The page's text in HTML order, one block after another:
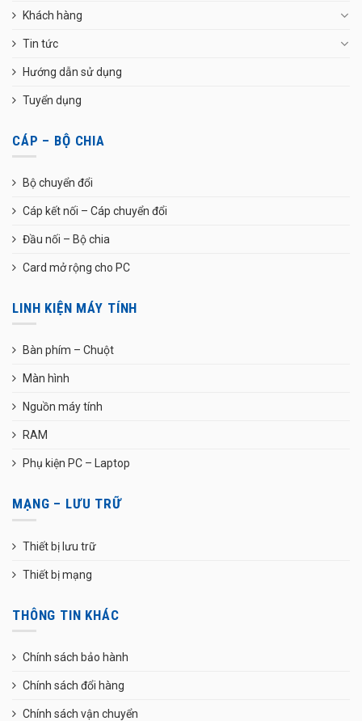
Khách hàng
Tin tức
Hướng dẫn sử dụng
Tuyển dụng
CÁP – BỘ CHIA
Bộ chuyển đổi
Cáp kết nối – Cáp chuyển đổi
Đầu nối – Bộ chia
Card mở rộng cho PC
LINH KIỆN MÁY TÍNH
Bàn phím – Chuột
Màn hình
Nguồn máy tính
RAM
Phụ kiện PC – Laptop
MẠNG – LƯU TRỮ
Thiết bị lưu trữ
Thiết bị mạng
THÔNG TIN KHÁC
Chính sách bảo hành
Chính sách đổi hàng
Chính sách vận chuyển